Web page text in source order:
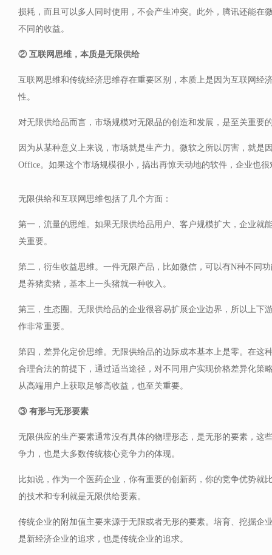
损耗，而且可以多人同时使用，不会产生冲突。此外，腾讯还能在
不同的收益。
② 互联网思维，本质是无限供给
互联网思维和传统经济思维存在重要区别，本质上是因为互联网经
性。
对无限供给品而言，市场规模对无限品的创造和发展，是至关重要
因为从某种意义上来说，市场就是生产力。微软之所以厉害，就是
Office。如果这个市场规模很小，搞出再惊天动地的软件，企业也
无限供给和互联网思维包括了几个方面：
第一，流量的思维。如果无限供给品用户、客户规模扩大，企业就
关重要。
第二，衍生收益思维。一件无限产品，比如微信，可以有N种不同
是养猪卖猪，基本上一头猪就一种收入。
第三，生态圈。无限供给品的企业很容易扩展企业边界，所以上下
作非常重要。
第四，差异化定价思维。无限供给品的边际成本基本上是零。在这
合理合法的前提下，通过适当途径，对不同用户实现价格差异化策
从高端用户上获取足够高收益，也至关重要。
③ 有形与无形要素
无限供应的生产要素通常没有具体的物理形态，是无形的要素，这
争力，也是大多数传统核心竞争力的体现。
比如说，作为一个医药企业，你有重要的创新药，你的竞争优势就
的技术和专利就是无限供给要素。
传统企业的附加值主要来源于无限或者无形的要素。培育、挖掘企
是新经济企业的追求，也是传统企业的追求。